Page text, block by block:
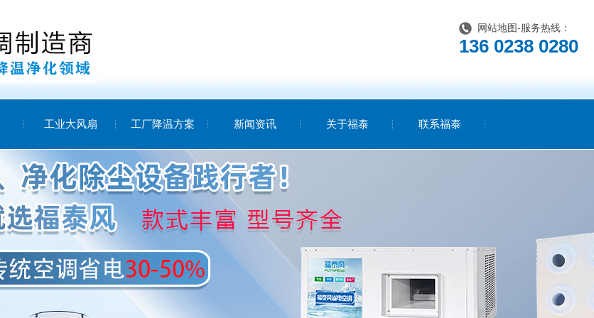
网站地图 -服务热线：
136 0238 0280
工业大风扇 工厂降温方案 新闻资讯 关于福泰 联系福泰